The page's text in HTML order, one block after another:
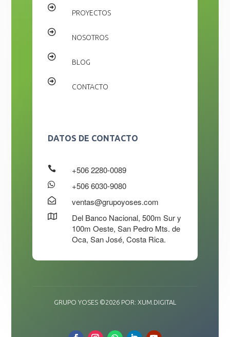

PROYECTOS

NOSOTROS

BLOG

CONTACTO
DATOS DE CONTACTO
 +506 2280-0089
 +506 6030-9080
 ventas@grupoyoses.com

Del Banco Nacional, 500m Sur y
100m Oeste, San Pedro Mts. de
Oca, San José, Costa Rica.
GRUPO YOSES ©2026 POR: XUM.DIGITAL